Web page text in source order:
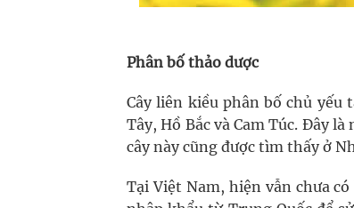
Phân bố thảo dược
Cây liên kiều phân bố chủ yếu
Tây, Hồ Bắc và Cam Túc. Đây
cây này cũng được tìm thấy ở
Tại Việt Nam, hiện vẫn chưa